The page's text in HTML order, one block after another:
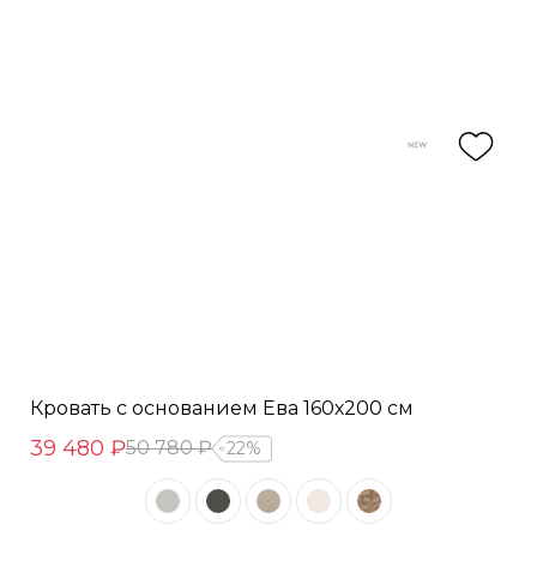
Кровать с основанием Ева 160х200 см
39 480 ₽50 780 ₽ 22%